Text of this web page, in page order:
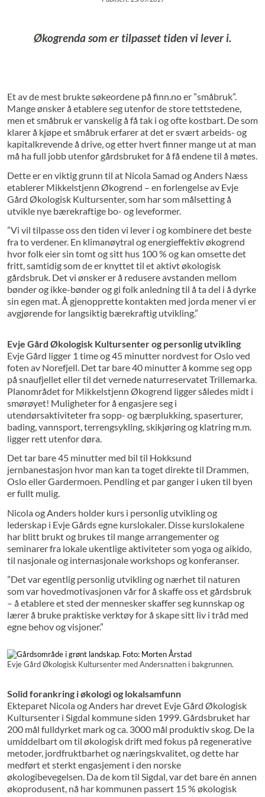
Økogrenda som er tilpasset tiden vi lever i.
Et av de mest brukte søkeordene på finn.no er ”småbruk”.
Mange ønsker å etablere seg utenfor de store tettstedene,
men et småbruk er vanskelig å få tak i og ofte kostbart. De som
klarer å kjøpe et småbruk erfarer at det er svært arbeids- og
kapitalkrevende å drive, og etter hvert finner mange ut at man
må ha full jobb utenfor gårdsbruket for å få endene til å møtes.
Dette er en viktig grunn til at Nicola Samad og Anders Næss
etablerer Mikkelstjenn Økogrend – en forlengelse av Evje
Gård Økologisk Kultursenter, som har som målsetting å
utvikle nye bærekraftige bo- og leveformer.
”Vi vil tilpasse oss den tiden vi lever i og kombinere det beste
fra to verdener. En klimanøytral og energieffektiv økogrend
hvor folk eier sin tomt og sitt hus 100 % og kan omsette det
fritt, samtidig som de er knyttet til et aktivt økologisk
gårdsbruk. Det vi ønsker er å redusere avstanden mellom
bønder og ikke-bønder og gi folk anledning til å ta del i å dyrke
sin egen mat. Å gjenopprette kontakten med jorda mener vi er
avgjørende for langsiktig bærekraftig utvikling.”
Evje Gård Økologisk Kultursenter og personlig utvikling
Evje Gård ligger 1 time og 45 minutter nordvest for Oslo ved
foten av Norefjell. Det tar bare 40 minutter å komme seg opp
på snaufjellet eller til det vernede naturreservatet Trillemarka.
Planområdet for Mikkelstjenn Økogrend ligger således midt i
smørøyet! Muligheter for å engasjere seg i
utendørsaktiviteter fra sopp- og bærplukking, spaserturer,
bading, vannsport, terrengsykling, skikjøring og klatring m.m.
ligger rett utenfor døra.
Det tar bare 45 minutter med bil til Hokksund
jernbanestasjon hvor man kan ta toget direkte til Drammen,
Oslo eller Gardermoen. Pendling et par ganger i uken til byen
er fullt mulig.
Nicola og Anders holder kurs i personlig utvikling og
lederskap i Evje Gårds egne kurslokaler. Disse kurs­lokalene
har blitt brukt og brukes til mange arrangementer og
seminarer fra lokale ukentlige aktiviteter som yoga og aikido,
til nasjonale og internasjonale workshops og konferanser.
”Det var egentlig personlig utvikling og nærhet til naturen
som var hovedmotivasjonen vår for å skaffe oss et gårdsbruk
– å etablere et sted der mennesker skaffer seg kunnskap og
lærer å bruke praktiske verktøy for å skape sitt liv i tråd med
egne behov og visjoner.”
Evje Gård Økologisk Kultursenter med Andersnatten i bakgrunnen.
Solid forankring i økologi og lokalsamfunn
Ekteparet Nicola og Anders har drevet Evje Gård Økologisk
Kultursenter i Sigdal kommune siden 1999. Gårdsbruket har
200 mål fulldyrket mark og ca. 3000 mål produktiv skog. De la
umiddelbart om til økologisk drift med fokus på regenerative
metoder, jordfruktbarhet og næringskvalitet, og dette har
medført et sterkt engasjement i den norske
økologibevegelsen. Da de kom til Sigdal, var det bare én annen
økoprodusent, nå har kommunen passert 15 % økologisk